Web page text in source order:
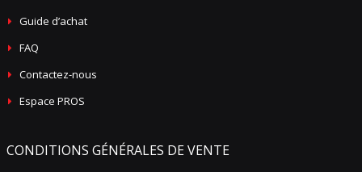
Guide d’achat
FAQ
Contactez-nous
Espace PROS
CONDITIONS GÉNÉRALES DE VENTE